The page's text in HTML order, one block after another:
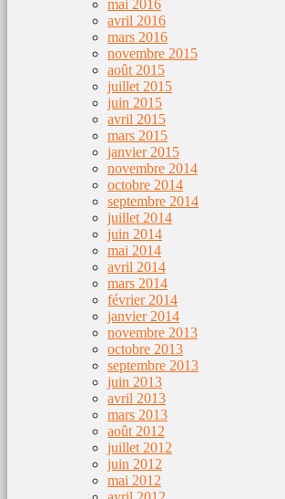
mai 2016
avril 2016
mars 2016
novembre 2015
août 2015
juillet 2015
juin 2015
avril 2015
mars 2015
janvier 2015
novembre 2014
octobre 2014
septembre 2014
juillet 2014
juin 2014
mai 2014
avril 2014
mars 2014
février 2014
janvier 2014
novembre 2013
octobre 2013
septembre 2013
juin 2013
avril 2013
mars 2013
août 2012
juillet 2012
juin 2012
mai 2012